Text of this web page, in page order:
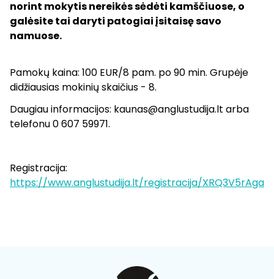
norint mokytis nereikės sėdėti kamščiuose, o
galėsite tai daryti patogiai įsitaisę savo
namuose.
Pamokų kaina: 100 EUR/8 pam. po 90 min. Grupėje
didžiausias mokinių skaičius - 8.
Daugiau informacijos: kaunas@anglustudija.lt arba
telefonu 0 607 59971.
Registracija:
https://www.anglustudija.lt/registracija/XRQ3V5rAga